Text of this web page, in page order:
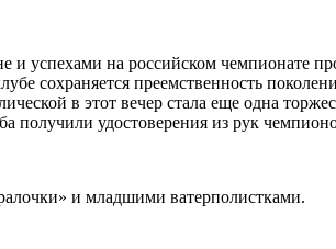
успехами на российском чемпионате
сохраняется преемственность
в этот вечер стала еще одна
получили удостоверения из рук
и младшими ватерполистками.